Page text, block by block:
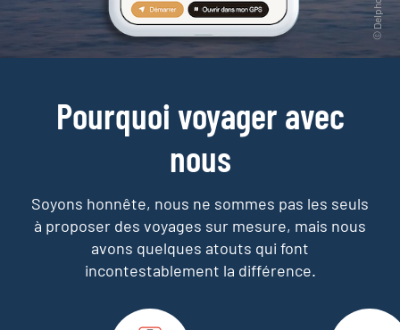
Pourquoi voyager avec
nous
Soyons honnête, nous ne sommes pas les seuls
à proposer des voyages sur mesure, mais nous
avons quelques atouts qui font
incontestablement la différence.